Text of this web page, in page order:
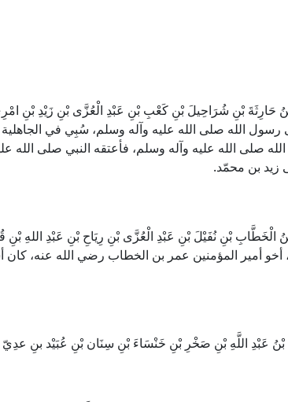
حَارِثَةَ بْنِ شُرَاحِيلَ بْنِ كَعْبِ بْنِ عَبْدِ الْعُزَّى بْنِ زَيْدِ بْنِ
رسول الله صلى الله عليه وآله وسلم، سُبِي في
صلى الله عليه وآله وسلم، فأعتقه النبي صلى الله
زيد بن محمّد.
الْخَطَّابِ بْنِ نُفَيْلَ بْنِ عَبْدِ الْعُزَّى بْنِ رِيَاحِ بْنِ عَبْدِ اللهِ
أخو أمير المؤمنين عمر بن الخطاب رضي الله عنه، كان
بْنُ عَبْدِ اللَّهِ بْنِ صَخْرِ بْنِ خَنْسَاءَ بْنِ سِنَان بْنِ عُبَيْد بنِ